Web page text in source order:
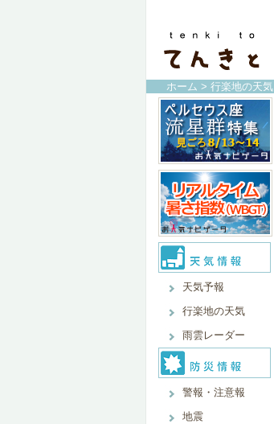
ホーム > 行楽地の天気
天気予報
行楽地の天気
雨雲レーダー
警報・注意報
地震